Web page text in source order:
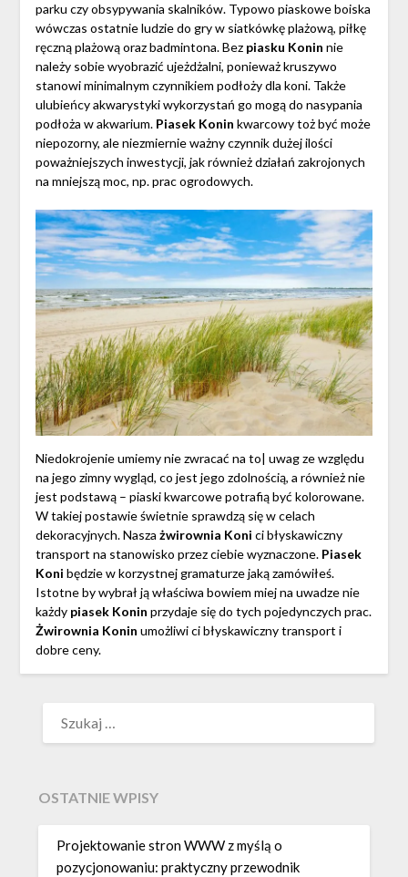
parku czy obsypywania skalników. Typowo piaskowe boiska
wówczas ostatnie ludzie do gry w siatkówkę plażową, piłkę
ręczną plażową oraz badmintona. Bez piasku Konin nie
należy sobie wyobrazić ujeżdżalni, ponieważ kruszywo
stanowi minimalnym czynnikiem podłoży dla koni. Także
ulubieńcy akwarystyki wykorzystań go mogą do nasypania
podłoża w akwarium. Piasek Konin kwarcowy toż być może
niepozorny, ale niezmiernie ważny czynnik dużej ilości
poważniejszych inwestycji, jak również działań zakrojonych
na mniejszą moc, np. prac ogrodowych.
Niedokrojenie umiemy nie zwracać na to| uwag ze względu
na jego zimny wygląd, co jest jego zdolnością, a również nie
jest podstawą – piaski kwarcowe potrafią być kolorowane.
W takiej postawie świetnie sprawdzą się w celach
dekoracyjnych. Nasza żwirownia Koni ci błyskawiczny
transport na stanowisko przez ciebie wyznaczone. Piasek
Koni będzie w korzystnej gramaturze jaką zamówiłeś.
Istotne by wybrał ją właściwa bowiem miej na uwadze nie
każdy piasek Konin przydaje się do tych pojedynczych prac.
Żwirownia Konin umożliwi ci błyskawiczny transport i
dobre ceny.
OSTATNIE WPISY
Projektowanie stron WWW z myślą o
pozycjonowaniu: praktyczny przewodnik